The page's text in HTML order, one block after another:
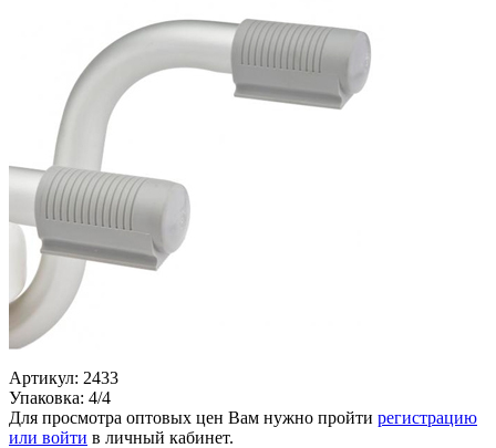
Артикул: 2433
Упаковка: 4/4
Для просмотра оптовых цен Вам нужно пройти регистрацию
или войти в личный кабинет.